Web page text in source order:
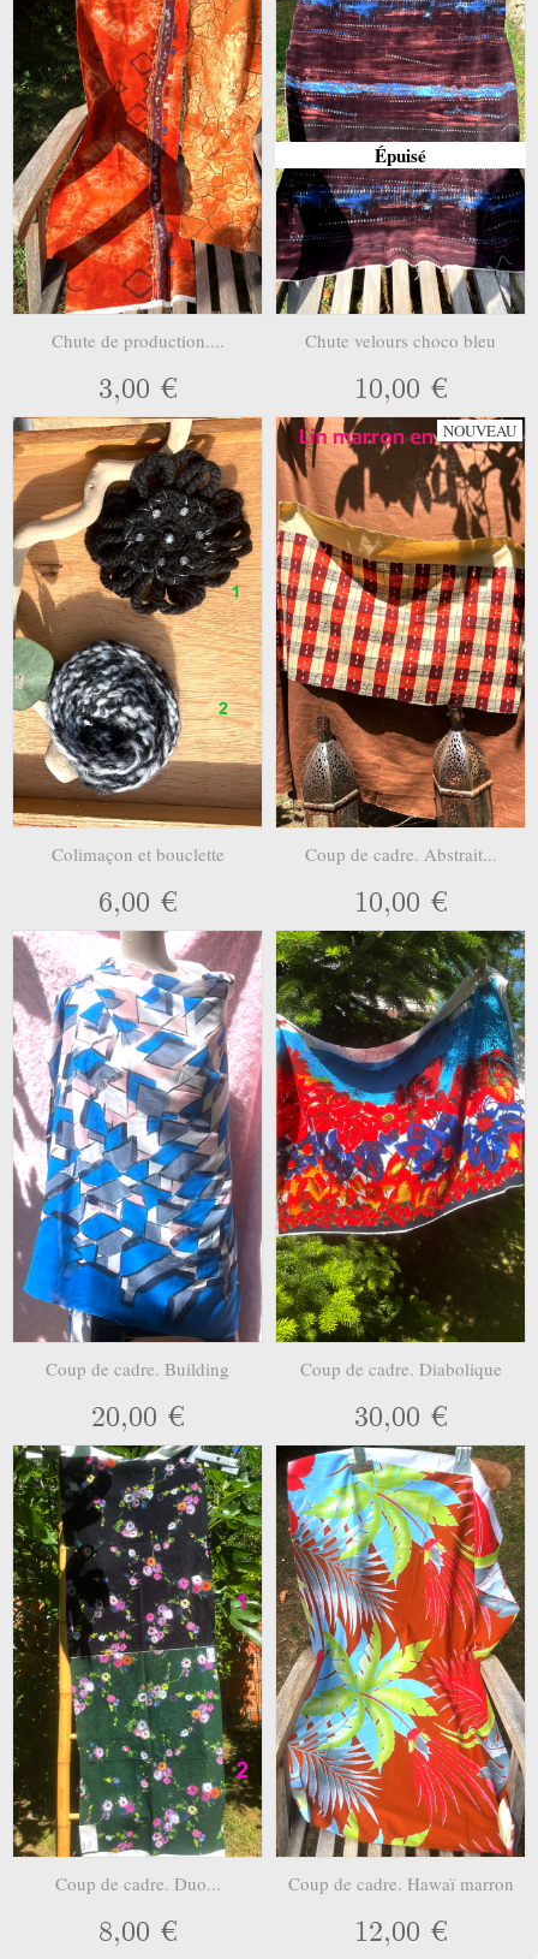
Chute de production....
3,00 €
Épuisé
Chute velours choco bleu
10,00 €
Colimaçon et bouclette
6,00 €
NOUVEAU
Coup de cadre. Abstrait...
10,00 €
Coup de cadre. Building
20,00 €
Coup de cadre. Diabolique
30,00 €
Coup de cadre. Duo...
8,00 €
Coup de cadre. Hawaï marron
12,00 €